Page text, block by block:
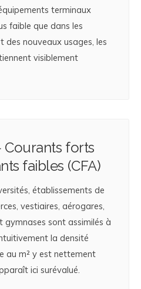
terminaux
faible que dans les
nouveaux usages, les
visiblement
Courants forts
faibles (CFA)
établissements de
vestiaires, aérogares,
sont assimilés à
la densité
au m² y est nettement
ici surévalué.